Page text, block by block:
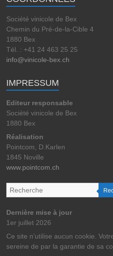
Société vinicole de Bex
Chemin du Pré-de-la-Cible 4
1880 Bex
Tél. : +41 24 463 25 25
info@vinicole-bex.ch
IMPRESSUM
Editeur responsable
Société vinicole de Bex
1880 Bex
Réalisation
Pointcom, D.Karlen
1845 Noville
www.pointcom.ch
Dernière mise à jour
1er juillet 2026
Ce site n’utilise aucun cookie.
sereine de par la garantie de sa